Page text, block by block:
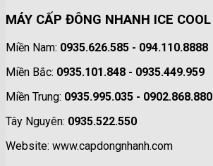
MÁY CẤP ĐÔNG NHANH ICE COOL
Miền Nam: 0935.626.585 - 094.110.8888
Miền Bắc: 0935.101.848 - 0935.449.959
Miền Trung: 0935.995.035 - 0902.868.880
Tây Nguyên: 0935.522.550
Website: www.capdongnhanh.com